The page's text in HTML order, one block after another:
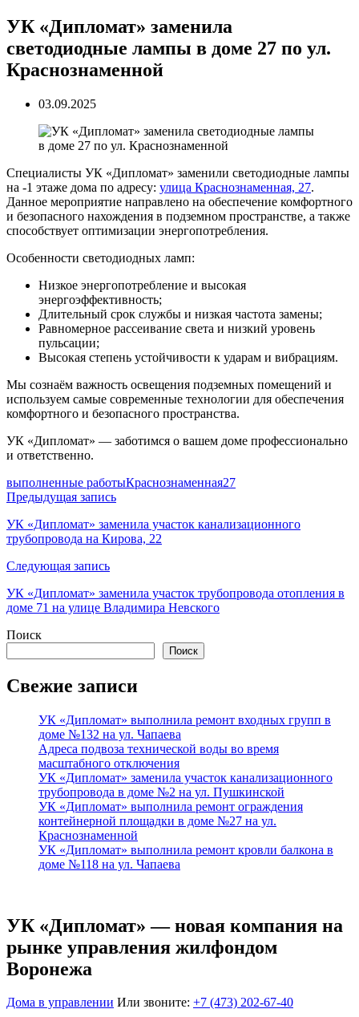
УК «Дипломат» заменила
светодиодные лампы в доме 27 по ул.
Краснознаменной
03.09.2025
Специалисты УК «Дипломат» заменили светодиодные лампы
на -1 этаже дома по адресу: улица Краснознаменная, 27.
Данное мероприятие направлено на обеспечение комфортного
и безопасного нахождения в подземном пространстве, а также
способствует оптимизации энергопотребления.
Особенности светодиодных ламп:
Низкое энергопотребление и высокая
энергоэффективность;
Длительный срок службы и низкая частота замены;
Равномерное рассеивание света и низкий уровень
пульсации;
Высокая степень устойчивости к ударам и вибрациям.
Мы сознаём важность освещения подземных помещений и
используем самые современные технологии для обеспечения
комфортного и безопасного пространства.
УК «Дипломат» — заботимся о вашем доме профессионально
и ответственно.
выполненные работыКраснознаменная27
Навигация
по
записям
Предыдущая запись
УК «Дипломат» заменила участок канализационного
трубопровода на Кирова, 22
Следующая запись
УК «Дипломат» заменила участок трубопровода отопления в
доме 71 на улице Владимира Невского
Поиск
Поиск
Свежие записи
УК «Дипломат» выполнила ремонт входных групп в
доме №132 на ул. Чапаева
Адреса подвоза технической воды во время
масштабного отключения
УК «Дипломат» заменила участок канализационного
трубопровода в доме №2 на ул. Пушкинской
УК «Дипломат» выполнила ремонт ограждения
контейнерной площадки в доме №27 на ул.
Краснознаменной
УК «Дипломат» выполнила ремонт кровли балкона в
доме №118 на ул. Чапаева
УК «Дипломат» — новая компания на
рынке управления жилфондом
Воронежа
Дома в управлении Или звоните: +7 (473) 202-67-40